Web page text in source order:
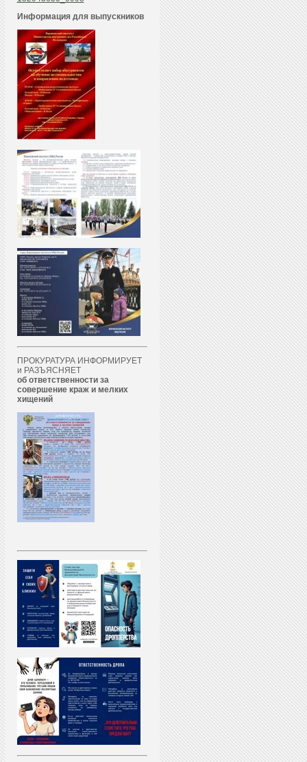
Информация для выпускников
ПРОКУРАТУРА ИНФОРМИРУЕТ
и РАЗЪЯСНЯЕТ
об ответственности за
совершение краж и мелких
хищений